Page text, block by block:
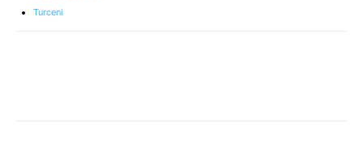
Turceni